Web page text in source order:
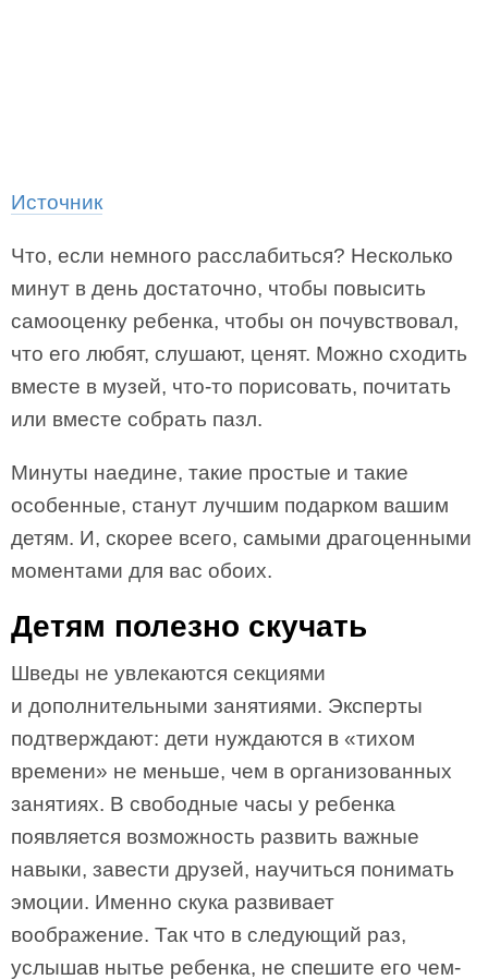
Источник
Что, если немного расслабиться? Несколько
минут в день достаточно, чтобы повысить
самооценку ребенка, чтобы он почувствовал,
что его любят, слушают, ценят. Можно сходить
вместе в музей, что-то порисовать, почитать
или вместе собрать пазл.
Минуты наедине, такие простые и такие
особенные, станут лучшим подарком вашим
детям. И, скорее всего, самыми драгоценными
моментами для вас обоих.
Детям полезно скучать
Шведы не увлекаются секциями
и дополнительными занятиями. Эксперты
подтверждают: дети нуждаются в «тихом
времени» не меньше, чем в организованных
занятиях. В свободные часы у ребенка
появляется возможность развить важные
навыки, завести друзей, научиться понимать
эмоции. Именно скука развивает
воображение. Так что в следующий раз,
услышав нытье ребенка, не спешите его чем-